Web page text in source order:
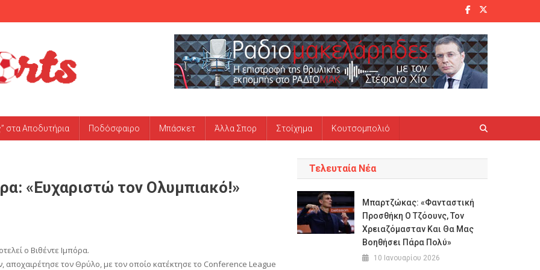
στα Αποδυτήρια Ποδόσφαιρο Μπάσκετ Άλλα Σπορ Στοίχημα Κουτσομπολιό
«Ευχαριστώ τον Ολυμπιακό!»
ο Βιθέντε Ιμπόρα.
τον Θρύλο, με τον οποίο κατέκτησε το Conference League
Τελευταία Νέα
Μπαρτζώκας: «Φανταστική
Προσθήκη Ο Τζόουνς, Τον
Χρειαζόμασταν Και Θα Μας
Βοηθήσει Πάρα Πολύ»
10 Ιανουαρίου 2026